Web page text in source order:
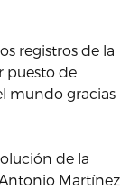
registros de la
puesto de
mundo gracias
de la
Martínez